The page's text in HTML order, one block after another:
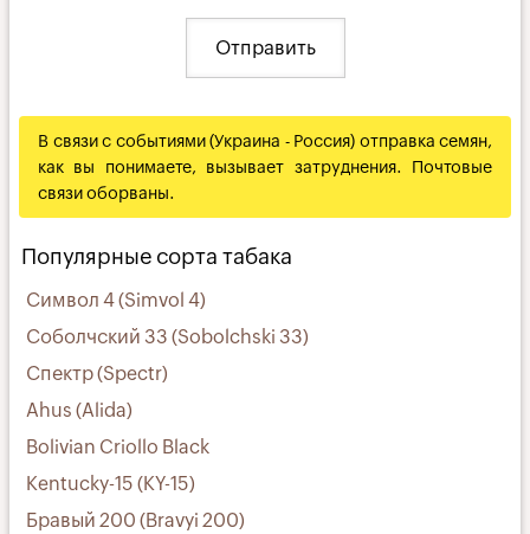
В связи с событиями (Украина - Россия) отправка семян,
как вы понимаете, вызывает затруднения. Почтовые
связи оборваны.
Популярные сорта табака
Символ 4 (Simvol 4)
Соболчский 33 (Sobolchski 33)
Спектр (Spectr)
Ahus (Alida)
Bolivian Criollo Black
Kentucky-15 (KY-15)
Бравый 200 (Bravyi 200)